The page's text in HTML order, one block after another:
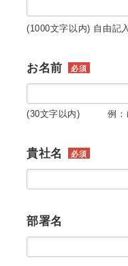
(1000文字以内) 自由記入
お名前 必須
(30文字以内) 例：
貴社名 必須
部署名